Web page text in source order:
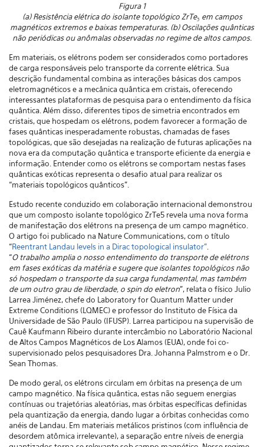
Figura 1
(a) Resistência elétrica do isolante topológico ZrTe₅ em campos
magnéticos extremos e baixas temperaturas. (b) Oscilações quânticas
não periódicas ou anômalas observadas no regime de altos campos.
Em materiais, os elétrons podem ser considerados como portadores
de carga responsáveis pelo transporte da corrente elétrica. Sua
descrição fundamental combina as interações básicas dos campos
eletromagnéticos e a mecânica quântica em cristais, oferecendo
interessantes plataformas de pesquisa para o entendimento da física
quântica. Além disso, diferentes tipos de simetria encontrados em
cristais, que hospedam os elétrons, podem favorecer a formação de
fases quânticas inesperadamente robustas, chamadas de fases
topológicas, que são desejadas na realização de futuras aplicações na
nova era da computação quântica e transporte eficiente da energia e
informação. Entender como os elétrons se comportam nestas fases
quânticas exóticas representa o desafio atual para realizar os
“materiais topológicos quânticos”.
Estudo recente conduzido em colaboração internacional demonstrou
que um composto isolante topológico ZrTe5 revela uma nova forma
de manifestação dos elétrons na presença de um campo magnético.
O artigo foi publicado na Nature Communications, com o título
“Reentrant Landau levels in a Dirac topological insulator”
“O trabalho amplia o nosso entendimento do transporte de elétrons
em fases exóticas da matéria e sugere que isolantes topológicos não
só hospedam o transporte da sua carga fundamental, mas também
de um outro grau de liberdade, o spin do eletron”, relata o físico Julio
Larrea Jiménez, chefe do Laboratory for Quantum Matter under
Extreme Conditions (LQMEC) e professor do Instituto de Física da
Universidade de São Paulo (IFUSP). Larrea participou na supervisão de
Cauê Kaufmann Ribeiro durante intercâmbio no Laboratório Nacional
de Altos Campos Magnéticos de Los Alamos (EUA), onde foi co-
supervisionado pelos pesquisadores Dra. Johanna Palmstrom e o Dr.
Sean Thomas.
De modo geral, os elétrons circulam em órbitas na presença de um
campo magnético. Na física quântica, estas não seguem energias
contínuas ou trajetórias aleatórias, mas órbitas específicas definidas
pela quantização da energia, dando lugar a órbitas conhecidas como
anéis de Landau. Em materiais metálicos pristinos (com influência de
desordem atômica irrelevante), a separação entre níveis de energia